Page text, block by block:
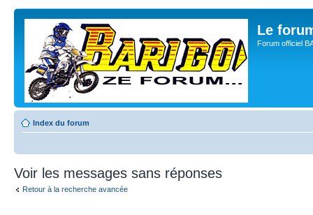
Le
Forum officiel
Index du forum
Voir les messages sans réponses
Retour à la recherche avancée